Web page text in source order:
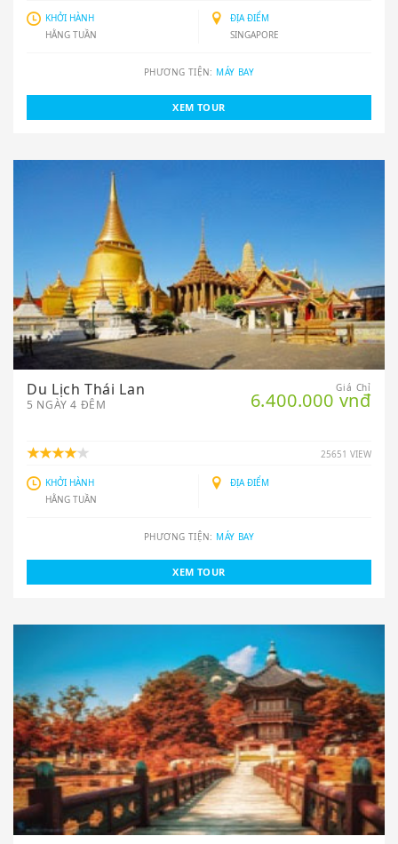
KHỞI HÀNH
HẰNG TUẦN
ĐỊA ĐIỂM
SINGAPORE
PHƯƠNG TIỆN: MÁY BAY
XEM TOUR
Giá Chỉ
6.400.000 vnđ
Du Lịch Thái Lan
5 NGÀY 4 ĐÊM
25651 VIEW
KHỞI HÀNH
HẰNG TUẦN
ĐỊA ĐIỂM
PHƯƠNG TIỆN: MÁY BAY
XEM TOUR